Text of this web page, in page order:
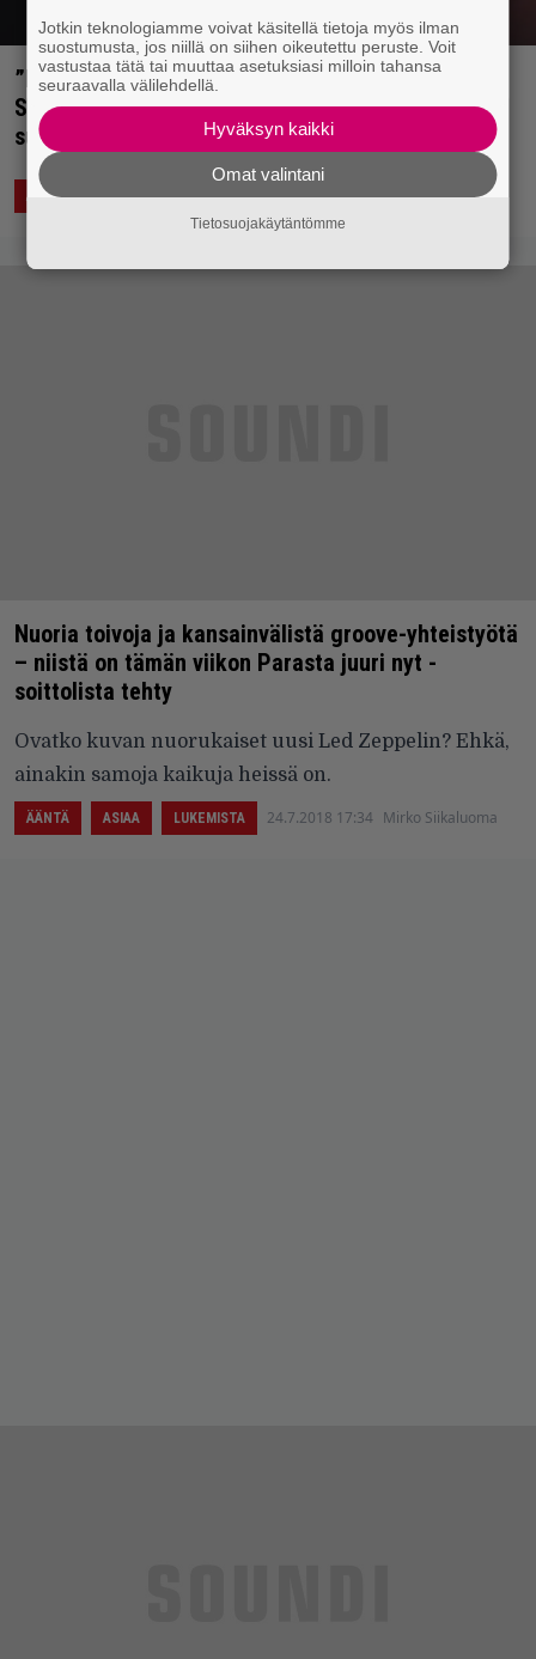
”Paskin bändi, mitä olen koskaan kuullut” –
Slayer-kitaristi näki niin huonon keikan, että
suuttui
ASIAA 10.1.2019 12:43 Saku Schildt
Nuoria toivoja ja kansainvälistä groove-yhteistyötä
– niistä on tämän viikon Parasta juuri nyt -
soittolista tehty
Ovatko kuvan nuorukaiset uusi Led Zeppelin? Ehkä,
ainakin samoja kaikuja heissä on.
ÄÄNTÄ ASIAA LUKEMISTA 24.7.2018 17:34 Mirko Siikaluoma
Jotkin teknologiamme voivat käsitellä tietoja myös ilman
suostumusta, jos niillä on siihen oikeutettu peruste. Voit
vastustaa tätä tai muuttaa asetuksiasi milloin tahansa
seuraavalla välilehdellä.
Hyväksyn kaikki
Omat valintani
Tietosuojakäytäntömme